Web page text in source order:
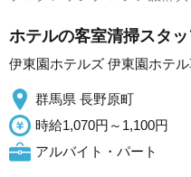
ホテルの客室清掃スタッ
伊東園ホテルズ 伊東園ホテ
群馬県 長野原町
時給1,070円～1,100円
アルバイト・パート